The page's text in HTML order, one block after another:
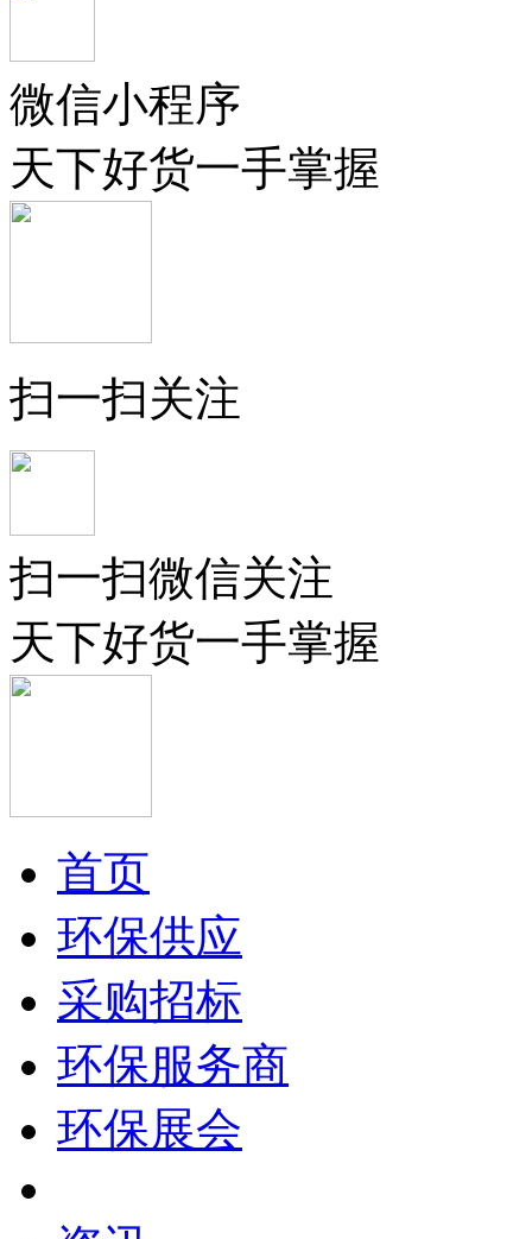
微信小程序
天下好货一手掌握
扫一扫关注
扫一扫微信关注
天下好货一手掌握
首页
环保供应
采购招标
环保服务商
环保展会